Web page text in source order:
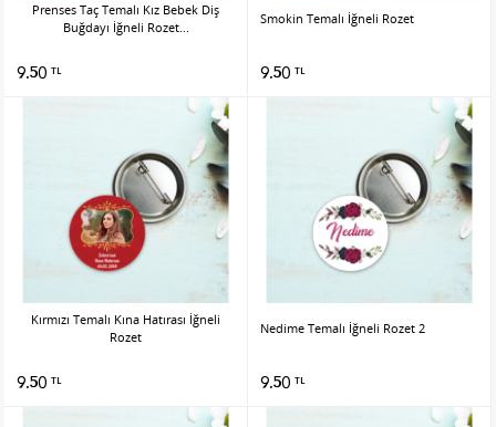
Prenses Taç Temalı Kız Bebek Diş
Buğdayı İğneli Rozet...
9.50 TL
Smokin Temalı İğneli Rozet
9.50 TL
Kırmızı Temalı Kına Hatırası İğneli
Rozet
9.50 TL
Nedime Temalı İğneli Rozet 2
9.50 TL